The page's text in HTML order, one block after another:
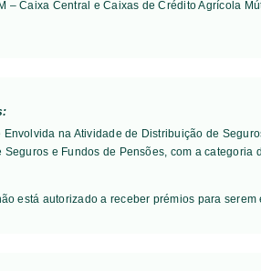
– Caixa Central e Caixas de Crédito Agrícola
na Atividade de Distribuição de
e Fundos de Pensões, com a categoria
está autorizado a receber prémios para serem